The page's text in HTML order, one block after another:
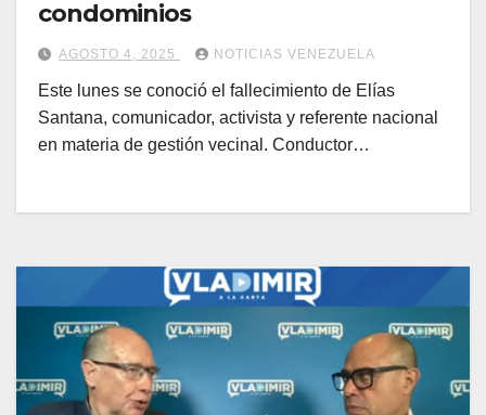
condominios
AGOSTO 4, 2025 NOTICIAS VENEZUELA
Este lunes se conoció el fallecimiento de Elías
Santana, comunicador, activista y referente nacional
en materia de gestión vecinal. Conductor…